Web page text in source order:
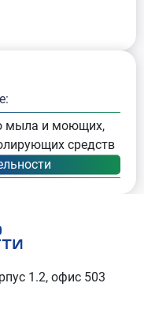
мыла и моющих,
средств
1.2, офис 503